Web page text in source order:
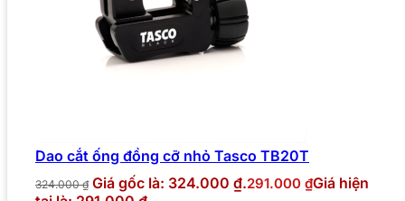
Dao cắt ống đồng cỡ nhỏ Tasco TB20T
324.000₫ Giá gốc là: 324.000 ₫.291.000 ₫Giá hiện